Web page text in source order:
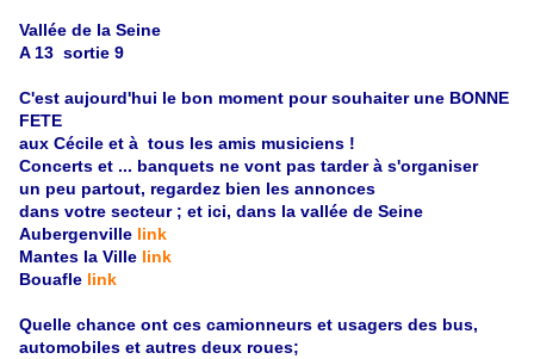
Vallée de la Seine
A 13 sortie 9
C'est aujourd'hui le bon moment pour souhaiter une BONNE
FETE
aux Cécile et à tous les amis musiciens !
Concerts et ... banquets ne vont pas tarder à s'organiser
un peu partout, regardez bien les annonces
dans votre secteur ; et ici, dans la vallée de Seine
Aubergenville link
Mantes la Ville link
Bouafle link
Quelle chance ont ces camionneurs et usagers des bus,
automobiles et autres deux roues;